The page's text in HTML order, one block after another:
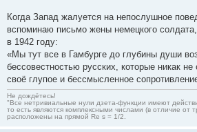
Когда Запад жалуется на непослушное
вспоминаю письмо жены немецкого
в 1942 году:
«Мы тут все в Гамбурге до глубины души
бессовестностью русских, которые никак
своё глупое и бессмысленное
Не дождётесь!
"Все нетривиальные нули дзета-функции имеют
то есть являются комплексными числами (в отличие от
расположены на прямой Re s = 1/2.